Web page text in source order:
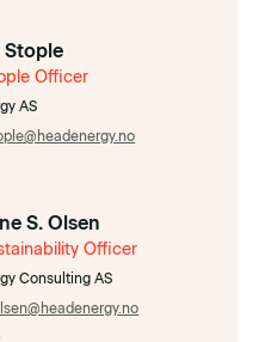
Stople
Officer
AS
S. Olsen
Officer
Consulting AS